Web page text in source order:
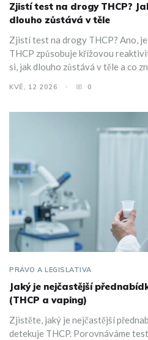
Zjistí test na drogy THCP?
dlouho zůstává v těle
Zjistí test na drogy THCP? Ano,
THCP způsobuje křížovou
si, jak dlouho zůstává v těle a co
KVĚ, 12 2026 0
PRÁVO A LEGISLATIVA
Jaký je nejčastější
(THCP a vaping)
Zjistěte, jaký je nejčastější
detekuje THCP. Porovnáváme